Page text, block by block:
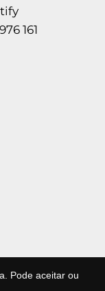
161
Pode aceitar ou